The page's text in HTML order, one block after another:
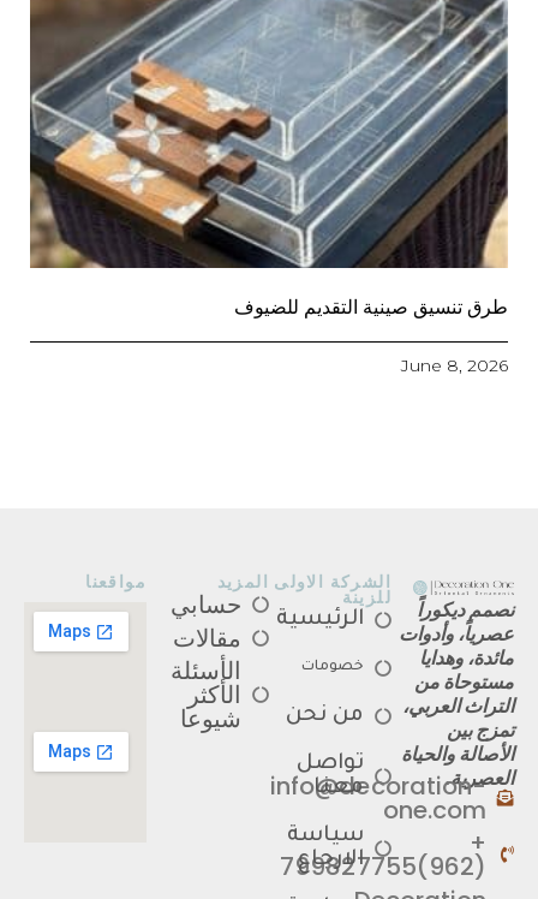
طرق تنسيق صينية التقديم للضيوف
June 8, 2026
نصمم ديكوراً
عصرياً، وأدوات
مائدة، وهدايا
مستوحاة من
التراث العربي،
تمزج بين
الأصالة والحياة
العصرية.
info@decoration-
one.com
+
(962)799827755
مواقعنا الشركة الاولى
للزينة
الرئيسية
خصومات
من نحن
تواصل
معنا
سياسة
الارجاع
المزيد
حسابي
مقالات
الأسئلة
الأكثر
شيوعا